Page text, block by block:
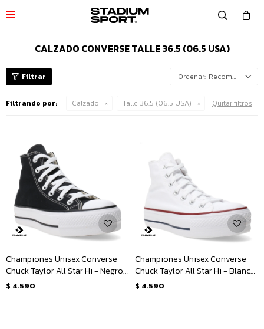

CALZADO CONVERSE TALLE 36.5 (06.5 USA)
Recomendados
Filtrando por: Calzado Talle 36.5 (06.5 USA) Quitar filtros
Championes Unisex Converse
Chuck Taylor All Star Hi - Negro -
Blanco
$ 4.590
Championes Unisex Converse
Chuck Taylor All Star Hi - Blanco
- Rojo - Azul
$ 4.590